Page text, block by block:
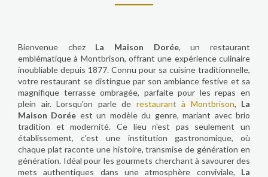
Bienvenue chez La Maison Dorée, un restaurant
emblématique à Montbrison, offrant une expérience culinaire
inoubliable depuis 1877. Connu pour sa cuisine traditionnelle,
votre restaurant se distingue par son ambiance festive et sa
magnifique terrasse ombragée, parfaite pour les repas en
plein air. Lorsqu'on parle de restaurant à Montbrison, La
Maison Dorée est un modèle du genre, mariant avec brio
tradition et modernité. Ce lieu n'est pas seulement un
établissement, c'est une institution gastronomique, où
chaque plat raconte une histoire, transmise de génération en
génération. Idéal pour les gourmets cherchant à savourer des
mets authentiques dans une atmosphère conviviale, La